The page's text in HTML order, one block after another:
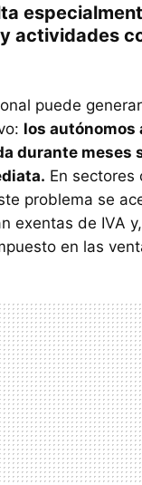
actividades
puede
los autónomos
durante meses
En sectores
problema se
exentas de IVA
en las